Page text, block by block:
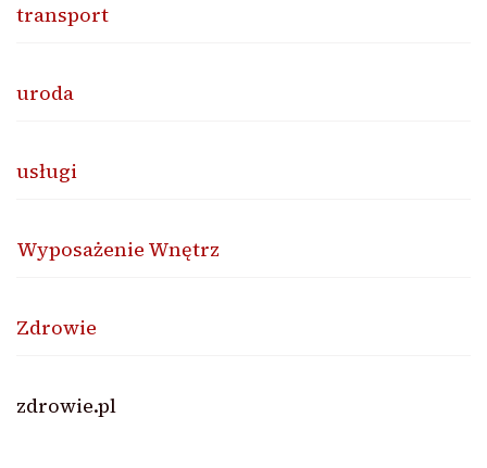
transport
uroda
usługi
Wyposażenie Wnętrz
Zdrowie
zdrowie.pl